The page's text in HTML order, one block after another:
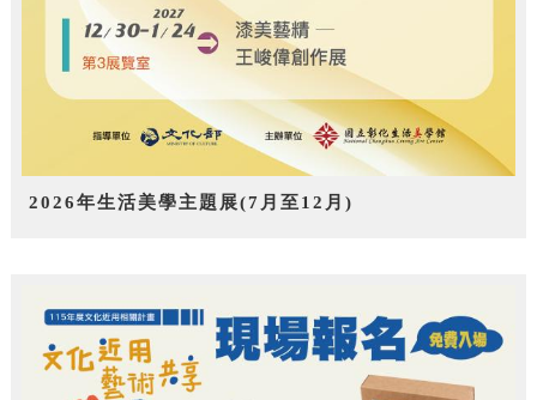
2026年生活美學主題展(7月至12月)